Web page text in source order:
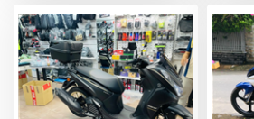
GIÀY
MOTO
ÁO
GIÁP
MOTO